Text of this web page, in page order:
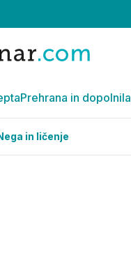
Prehrana in dopolnila
in ličenje